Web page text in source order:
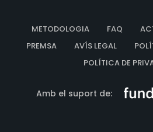
METODOLOGIA FAQ
PREMSA
AVÍS LEGAL
POLÍTICA DE
Amb el suport de: